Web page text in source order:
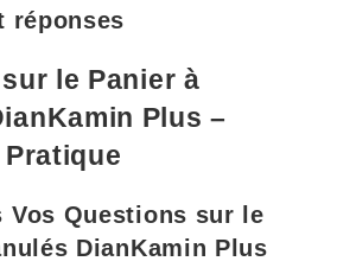
réponses
le Panier à
Plus –
Vos Questions sur le
DianKamin Plus